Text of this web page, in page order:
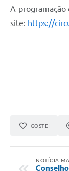
A programação
site: https://
GOSTEI
NOTÍCIA